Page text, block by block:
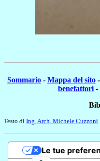
Sommario - Mappa del sito -
benefattori-
Testo di Ing. Arch. Michele Cuzzoni
Le tue